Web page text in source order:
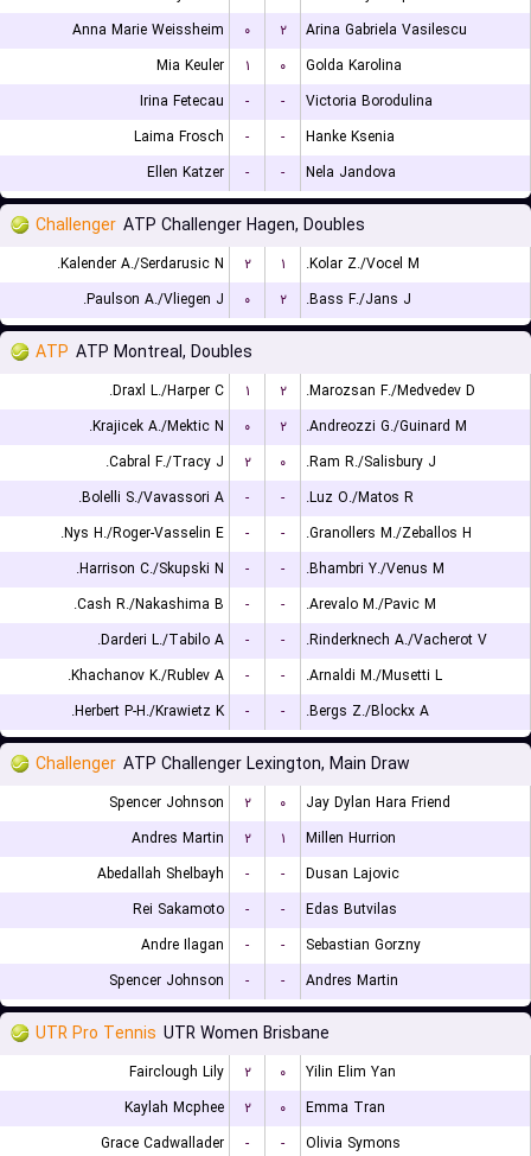
Anna Marie Weissheim
۰ ۲
Arina Gabriela Vasilescu
Mia Keuler
۱ ۰
Golda Karolina
Irina Fetecau
- -
Victoria Borodulina
Laima Frosch
- -
Hanke Ksenia
Ellen Katzer
- - Nela Jandova
Challenger ATP Challenger Hagen, Doubles
Kalender A./Serdarusic N. ۲ ۱
Kolar Z./Vocel M.
Paulson A./Vliegen J.
۰ ۲ Bass F./Jans J.
ATP ATP Montreal, Doubles
Draxl L./Harper C. ۱ ۲
Marozsan F./Medvedev D.
Krajicek A./Mektic N.
۰ ۲
Andreozzi G./Guinard M.
Cabral F./Tracy J.
۲ ۰
Ram R./Salisbury J.
Bolelli S./Vavassori A.
- -
Luz O./Matos R.
Nys H./Roger-Vasselin E.
- -
Granollers M./Zeballos H.
Harrison C./Skupski N.
- -
Bhambri Y./Venus M.
Cash R./Nakashima B.
- -
Arevalo M./Pavic M.
Darderi L./Tabilo A.
- -
Rinderknech A./Vacherot V.
Khachanov K./Rublev A.
- -
Arnaldi M./Musetti L.
Herbert P-H./Krawietz K.
- - Bergs Z./Blockx A.
Challenger ATP Challenger Lexington, Main Draw
Spencer Johnson ۲ ۰
Jay Dylan Hara Friend
Andres Martin
۲ ۱
Millen Hurrion
Abedallah Shelbayh
- -
Dusan Lajovic
Rei Sakamoto
- -
Edas Butvilas
Andre Ilagan
- -
Sebastian Gorzny
Spencer Johnson
- - Andres Martin
UTR Pro Tennis UTR Women Brisbane
Fairclough Lily ۲ ۰
Yilin Elim Yan
Kaylah Mcphee
۲ ۰
Emma Tran
Grace Cadwallader
- - Olivia Symons